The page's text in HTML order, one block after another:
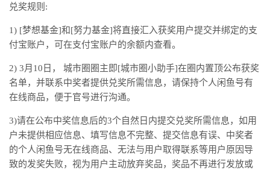
兑奖规则:
1) [梦想基金]和[努力基金]将直接汇入获奖用户提交并绑定的支
付宝账户，可在支付宝账户的余额内查看。
2) 3月10日， 城市圈圈主即[城市圈小助手]在圈内置顶公布获奖
名单，并联系中奖者提供兑奖所需信息，请保持个人闲鱼号有
在线商品，便于官号进行沟通。
3)请在公布中奖信息后的3个自然日内提交兑奖所需信息，如用
户未提供相应信息、填写信息不完整、提交信息有误、中奖者
的个人闲鱼号无在线商品、无法与用户取得联系等用户原因导
致的发奖失败，视为用户主动放弃奖品，奖品不再进行发放或